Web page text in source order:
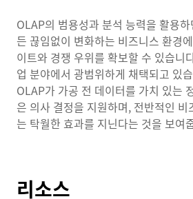
OLAP의 범용성과 분석 능력을 활용
든 끊임없이 변화하는 비즈니스 환경
이트와 경쟁 우위를 확보할 수 있습니
업 분야에서 광범위하게 채택되고 있
OLAP가 가공 전 데이터를 가치 있는
은 의사 결정을 지원하며, 전반적인
는 탁월한 효과를 지닌다는 것을 보여
리소스